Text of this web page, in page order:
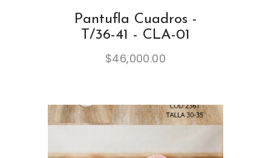
Pantufla Cuadros -
T/36-41 - CLA-01
$46,000.00